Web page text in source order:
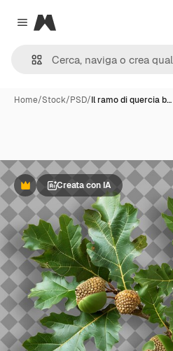
Close menu
Magnific
Home/Stock/PSD/Il ramo di quercia b…
PremiumCreata con IA